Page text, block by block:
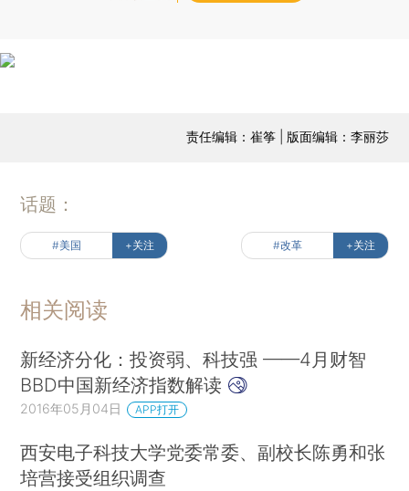
责任编辑：崔筝 | 版面编辑：李丽莎
话题：
#美国 +关注 #改革 +关注
相关阅读
新经济分化：投资弱、科技强 ——4月财智
BBD中国新经济指数解读
2016年05月04日 APP打开
西安电子科技大学党委常委、副校长陈勇和张
培营接受组织调查